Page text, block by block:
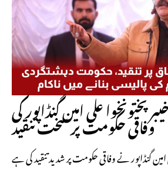
پختونخوا علی امین گنڈاپور کی
وفاقی حکومت پر سخت تنقید
امین گنڈاپور نے وفاقی حکومت پر شدید تنقید کی ہے